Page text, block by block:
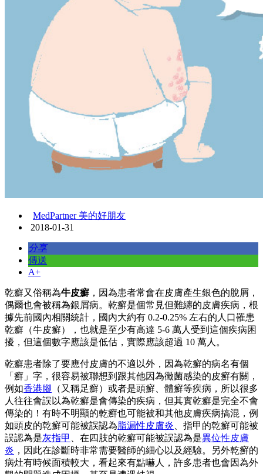
MedPartner 美的好朋友
2018-01-31
分享
傳送
A+
乾癬又俗稱為牛皮癬 ，因為患者常會在皮膚產生銀色的脫屑，
偶爾也會被稱為銀屑病。乾癬是個常見但難纏的皮膚疾病，根
據先前國內相關統計，國內大約有 0.2-0.25% 左右的人口罹患
乾癬（牛皮癬），也就是至少有高達 5-6 萬人受到這個疾病困
擾，但這個數字應該是低估，實際應該超過 10 萬人。
乾癬患者除了要應付皮膚的不適以外，因為乾癬的病名有個
「癬」字，很容易被聯想到跟其他因為黴菌感染的皮癬有關，
例如香港腳 （又稱足癬）或者是頭癬、體癬等疾病，所以很多
人往往會誤以為乾癬是會傳染的疾病，但其實乾癬是完全不會
傳染的！有時不明顯的乾癬也可能被和其他皮膚疾病搞混，例
如頭皮的乾癬可能被誤認為脂漏性皮膚炎、指甲的乾癬可能被
誤認為是灰指甲 、在四肢的乾癬可能被誤認為是異位性皮膚
炎 ，因此在診斷時非常需要醫師的細心以及經驗。另外乾癬的
病灶有時候面積較大，看起來有點嚇人，許多患者也會因為外